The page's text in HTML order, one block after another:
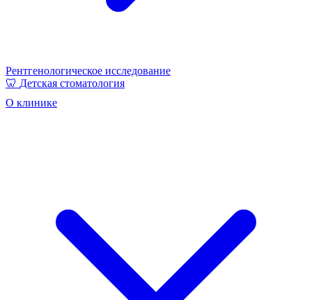
Рентгенологическое исследование
🦷 Детская стоматология
О клинике